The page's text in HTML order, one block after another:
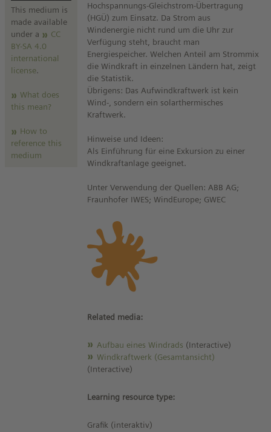
This medium is
made available
under a
CC
BY-SA 4.0
international
license.
What does
this mean?
How to
reference this
medium
Hochspannungs-Gleichstrom-Übertragung
(HGÜ) zum Einsatz. Da Strom aus
Windenergie nicht rund um die Uhr zur
Verfügung steht, braucht man
Energiespeicher. Welchen Anteil am Strommix
die Windkraft in einzelnen Ländern hat, zeigt
die Statistik.
Übrigens: Das Aufwindkraftwerk ist kein
Wind-, sondern ein solarthermisches
Kraftwerk.
Hinweise und Ideen:
Als Einführung für eine Exkursion zu einer
Windkraftanlage geeignet.
Unter Verwendung der Quellen: ABB AG;
Fraunhofer IWES; WindEurope; GWEC
Related media:
Aufbau eines Windrads (Interactive)
Windkraftwerk (Gesamtansicht)
(Interactive)
Learning resource type:
Grafik (interaktiv)